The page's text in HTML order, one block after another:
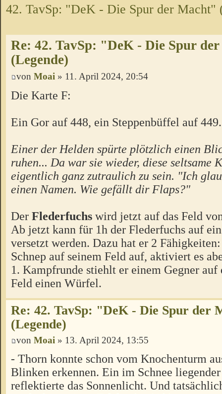
42. TavSp: "DeK - Die Spur der Macht"
Re: 42. TavSp: "DeK - Die Spur
(Legende)
von Moai » 11. April 2024, 20:54
Die Karte F:
Ein Gor auf 448, ein Steppenbüffel auf 449.
Einer der Helden spürte plötzlich einen
ruhen... Da war sie wieder, diese seltsame
eigentlich ganz zutraulich zu sein. "Ich
einen Namen. Wie gefällt dir Flaps?"
Der Flederfuchs wird jetzt auf das Feld
Ab jetzt kann für 1h der Flederfuchs auf
versetzt werden. Dazu hat er 2
Schnep auf seinem Feld auf, aktiviert es
1. Kampfrunde stiehlt er einem Gegner auf
Feld einen Würfel.
Re: 42. TavSp: "DeK - Die Spur der
(Legende)
von Moai » 13. April 2024, 13:55
- Thorn konnte schon vom Knochenturm
Blinken erkennen. Ein im Schnee liegender
reflektierte das Sonnenlicht. Und